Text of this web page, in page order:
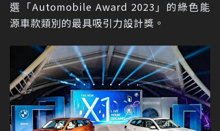
選「Automobile Award 2023」的綠色能
源車款類別的最具吸引力設計獎。